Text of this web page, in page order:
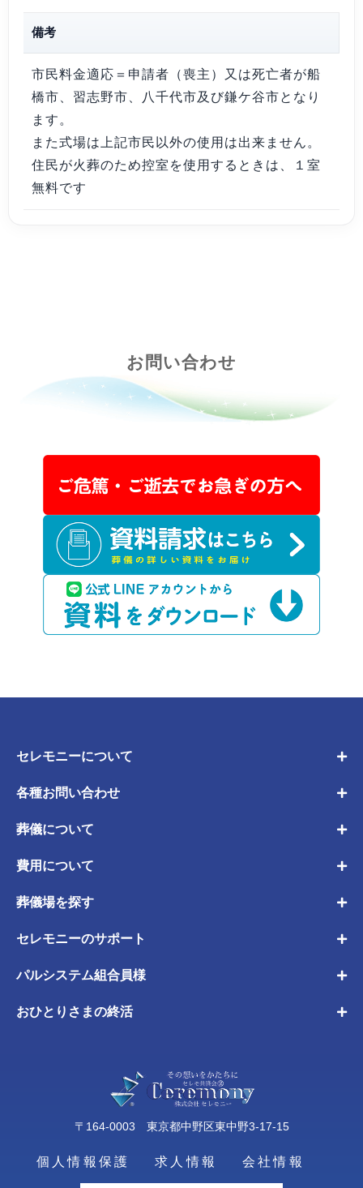
備考
市民料金適応＝申請者（喪主）又は死亡者が船
橋市、習志野市、八千代市及び鎌ケ谷市となり
ます。
また式場は上記市民以外の使用は出来ません。
住民が火葬のため控室を使用するときは、１室
無料です
お問い合わせ
セレモニーについて
各種お問い合わせ
葬儀について
費用について
葬儀場を探す
セレモニーのサポート
パルシステム組合員様
おひとりさまの終活
〒164-0003 東京都中野区東中野3-17-15
個人情報保護 求人情報 会社情報